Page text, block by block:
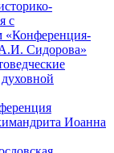
с
«Конференция-
Сидорова»
Иоанна